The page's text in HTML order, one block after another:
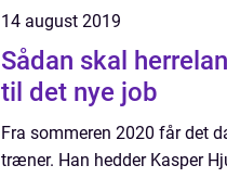
14 august 2019
Sådan skal
til det nye job
Fra sommeren 2020 får det
træner. Han hedder Kasper